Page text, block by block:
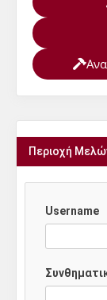
Περιοχή
Username